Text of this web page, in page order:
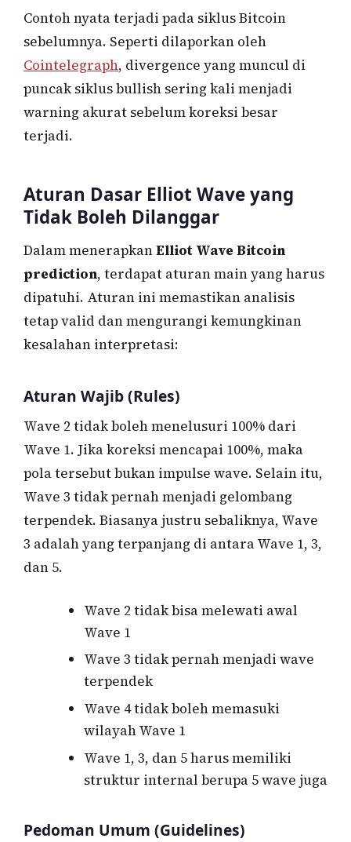
Contoh nyata terjadi pada siklus Bitcoin
sebelumnya. Seperti dilaporkan oleh
Cointelegraph, divergence yang muncul di
puncak siklus bullish sering kali menjadi
warning akurat sebelum koreksi besar
terjadi.
Aturan Dasar Elliot Wave yang
Tidak Boleh Dilanggar
Dalam menerapkanElliot Wave Bitcoin
prediction, terdapat aturan main yang harus
dipatuhi. Aturan ini memastikan analisis
tetap valid dan mengurangi kemungkinan
kesalahan interpretasi:
Aturan Wajib (Rules)
Wave 2 tidak boleh menelusuri 100% dari
Wave 1. Jika koreksi mencapai 100%, maka
pola tersebut bukan impulse wave. Selain itu,
Wave 3 tidak pernah menjadi gelombang
terpendek. Biasanya justru sebaliknya, Wave
3 adalah yang terpanjang di antara Wave 1, 3,
dan 5.
Wave 2 tidak bisa melewati awal
Wave 1
Wave 3 tidak pernah menjadi wave
terpendek
Wave 4 tidak boleh memasuki
wilayah Wave 1
Wave 1, 3, dan 5 harus memiliki
struktur internal berupa 5 wave juga
Pedoman Umum (Guidelines)